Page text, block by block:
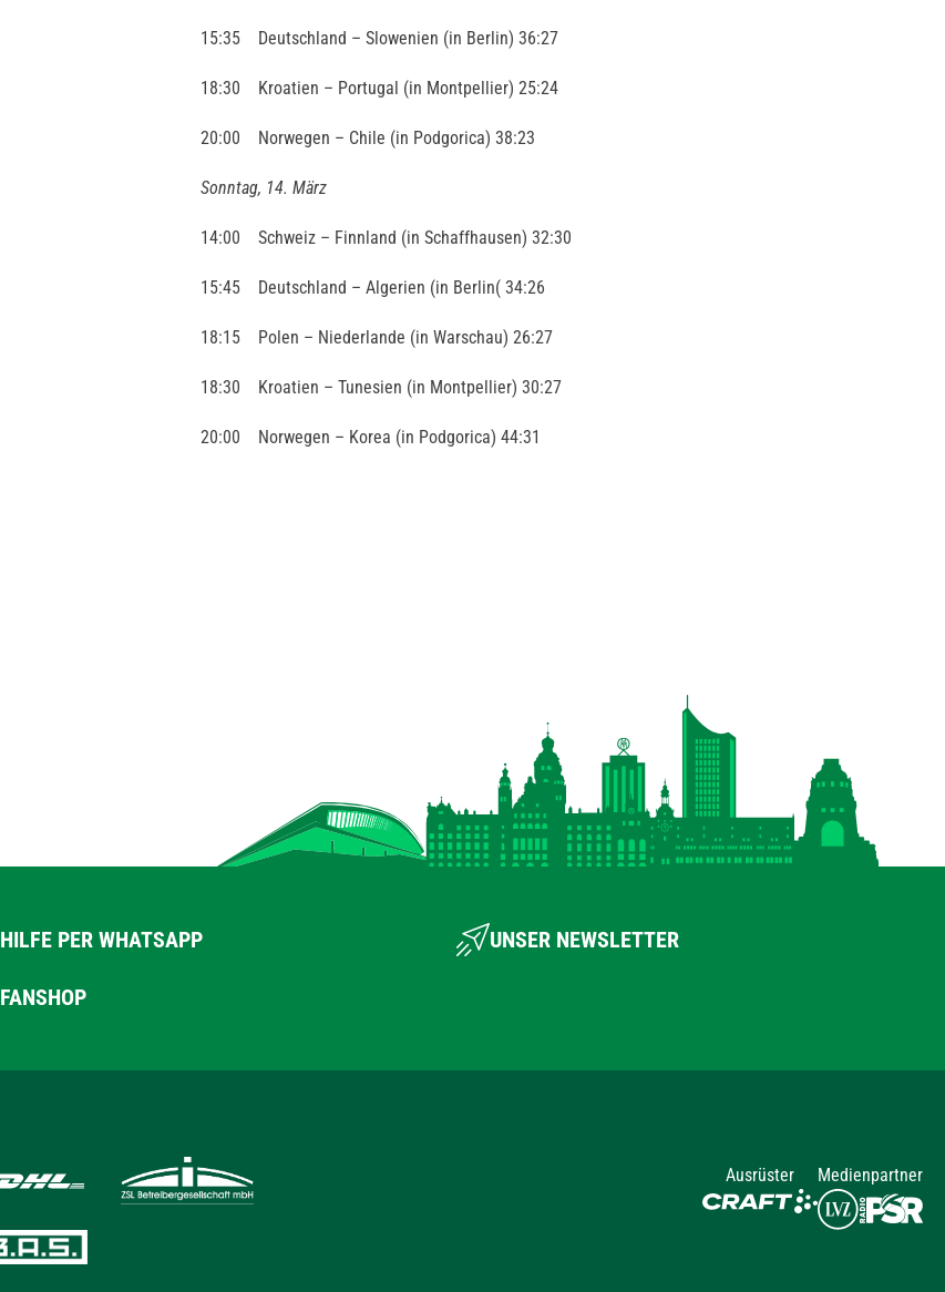
15:35 Deutschland – Slowenien (in Berlin) 36:27
18:30 Kroatien – Portugal (in Montpellier) 25:24
20:00 Norwegen – Chile (in Podgorica) 38:23
Sonntag, 14. März
14:00 Schweiz – Finnland (in Schaffhausen) 32:30
15:45 Deutschland – Algerien (in Berlin( 34:26
18:15 Polen – Niederlande (in Warschau) 26:27
18:30 Kroatien – Tunesien (in Montpellier) 30:27
20:00 Norwegen – Korea (in Podgorica) 44:31
HILFE PER WHATSAPP UNSER NEWSLETTER
FANSHOP
Ausrüster
Medienpartner